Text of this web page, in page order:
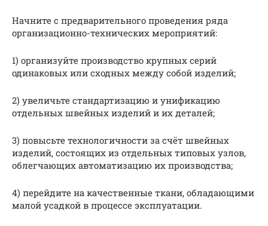
Начните с предварительного проведения ряда
организационно-технических мероприятий:
1) организуйте производство крупных серий
одинаковых или сходных между собой изделий;
2) увеличьте стандартизацию и унификацию
отдельных швейных изделий и их деталей;
3) повысьте технологичности за счёт швейных
изделий, состоящих из отдельных типовых узлов,
облегчающих автоматизацию их производства;
4) перейдите на качественные ткани, обладающими
малой усадкой в процессе эксплуатации.